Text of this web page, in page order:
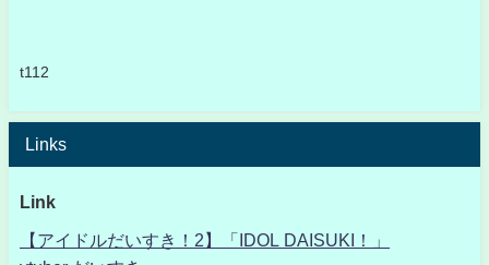
t112
Links
Link
【アイドルだいすき！2】「IDOL DAISUKI！」